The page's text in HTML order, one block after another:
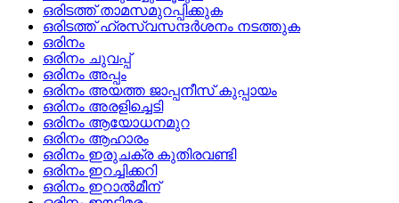
ഒരിടത്ത്‌ താമസമുറപ്പിക്കുക
ഒരിടത്ത് ഹ്രസ്വസന്ദര്‍ശനം നടത്തുക
ഒരിനം
ഒരിനം ചുവപ്പ്
ഒരിനം അപ്പം
ഒരിനം അയത്ത ജാപ്പനീസ് കുപ്പായം
ഒരിനം അരളിച്ചെടി
ഒരിനം ആയോധനമുറ
ഒരിനം ആഹാരം
ഒരിനം ഇരുചക്ര കുതിരവണ്ടി
ഒരിനം ഇറച്ചിക്കറി
ഒരിനം ഇറാല്‍മീന്